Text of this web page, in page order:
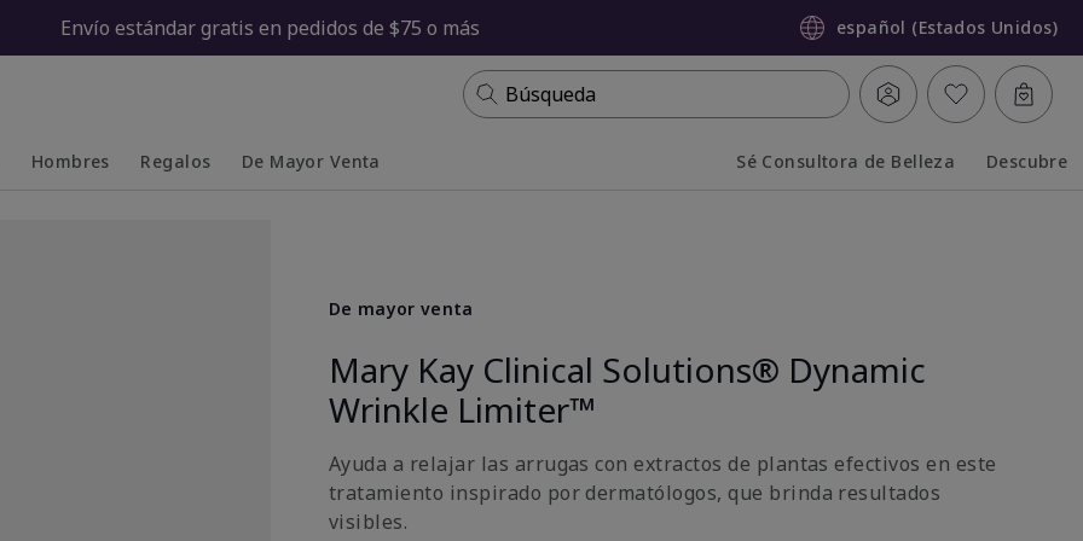
Envío estándar gratis en pedidos de $75 o más español (Estados Unidos)
Búsqueda
Hombres Regalos De Mayor Venta Sé Consultora de Belleza Descubre
De mayor venta
Mary Kay Clinical Solutions® Dynamic
Wrinkle Limiter™
Ayuda a relajar las arrugas con extractos de plantas efectivos en este
tratamiento inspirado por dermatólogos, que brinda resultados
visibles.